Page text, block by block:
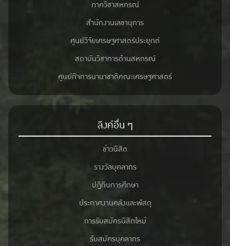
ภาควิชาสหกรณ์
สำนักงานเลขานุการ
ศูนย์วิจัยเศรษฐศาสตร์ประยุกต์
สถาบันวิชาการด้านสหกรณ์
ศูนย์กิจการนานาชาติคณะเศรษฐศาสตร์
ลิงค์อื่น ๆ
ข่าวนิสิต
รางวัลบุคลากร
ปฎิทินการศึกษา
ประกาศงานคลังและพัสดุ
การรับสมัครนิสิตใหม่
รับสมัครบุคลากร